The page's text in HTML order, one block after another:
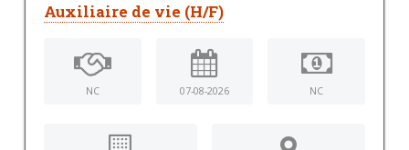
Auxiliaire de vie (H/F)
NC 07-08-2026 NC